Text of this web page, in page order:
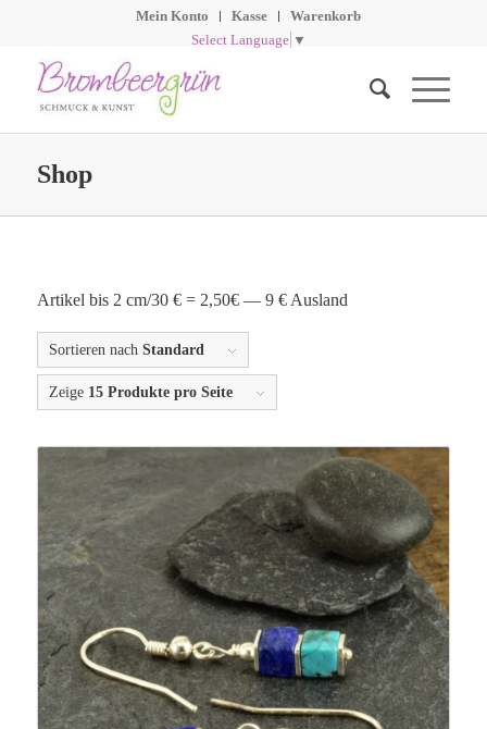
Mein Konto Kasse
Warenkorb
Select Language ▼
Shop
Artikel bis 2 cm/30 € = 2,50€ — 9 € Ausland
Sortieren nach Standard
Zeige 15 Produkte pro Seite